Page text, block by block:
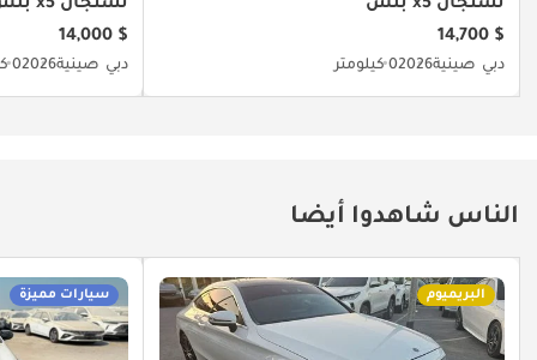
تشنجان x5 بلس
$ 14,700
دبي صينية20260 كيلومتر
تشنجان x5 بلس
$ 14,000
دبي صينية20260 كيلومتر
الناس شاهدوا أيضا
البريميوم سيارات مميزة